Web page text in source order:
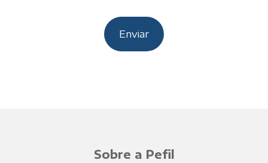
Sobre a Pefil